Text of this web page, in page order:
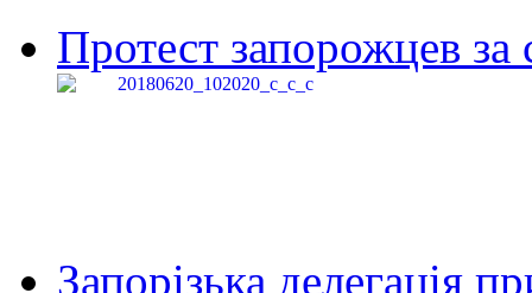
Протест запорожцев за
Запорізька делегація